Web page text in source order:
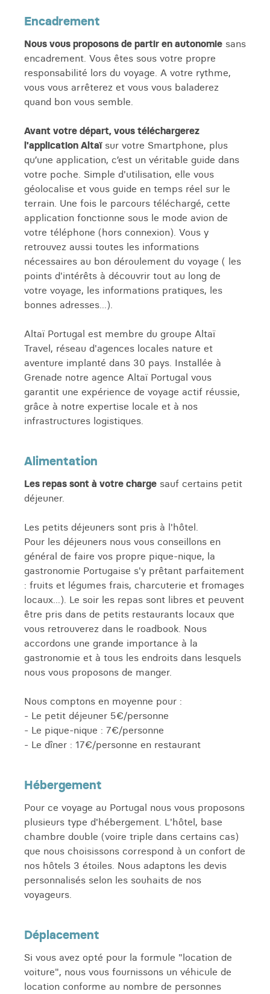
Encadrement
Nous vous proposons de partir en autonomie sans
encadrement. Vous êtes sous votre propre
responsabilité lors du voyage. A votre rythme,
vous vous arrêterez et vous vous baladerez
quand bon vous semble.
Avant votre départ, vous téléchargerez
l'application Altaïsur votre Smartphone, plus
qu’une application, c’est un véritable guide dans
votre poche. Simple d'utilisation, elle vous
géolocalise et vous guide en temps réel sur le
terrain. Une fois le parcours téléchargé, cette
application fonctionne sous le mode avion de
votre téléphone (hors connexion). Vous y
retrouvez aussi toutes les informations
nécessaires au bon déroulement du voyage ( les
points d'intérêts à découvrir tout au long de
votre voyage, les informations pratiques, les
bonnes adresses...).
Altaï Portugal est membre du groupe Altaï
Travel, réseau d'agences locales nature et
aventure implanté dans 30 pays. Installée à
Grenade notre agence Altaï Portugal vous
garantit une expérience de voyage actif réussie,
grâce à notre expertise locale et à nos
infrastructures logistiques.
Alimentation
Les repas sont à votre charge sauf certains petit
déjeuner.
Les petits déjeuners sont pris à l'hôtel.
Pour les déjeuners nous vous conseillons en
général de faire vos propre pique-nique, la
gastronomie Portugaise s'y prêtant parfaitement
: fruits et légumes frais, charcuterie et fromages
locaux...). Le soir les repas sont libres et peuvent
être pris dans de petits restaurants locaux que
vous retrouverez dans le roadbook. Nous
accordons une grande importance à la
gastronomie et à tous les endroits dans lesquels
nous vous proposons de manger.
Nous comptons en moyenne pour :
- Le petit déjeuner 5€/personne
- Le pique-nique : 7€/personne
- Le dîner : 17€/personne en restaurant
Hébergement
Pour ce voyage au Portugal nous vous proposons
plusieurs type d'hébergement. L'hôtel, base
chambre double (voire triple dans certains cas)
que nous choisissons correspond à un confort de
nos hôtels 3 étoiles. Nous adaptons les devis
personnalisés selon les souhaits de nos
voyageurs.
Déplacement
Si vous avez opté pour la formule "location de
voiture", nous vous fournissons un véhicule de
location conforme au nombre de personnes